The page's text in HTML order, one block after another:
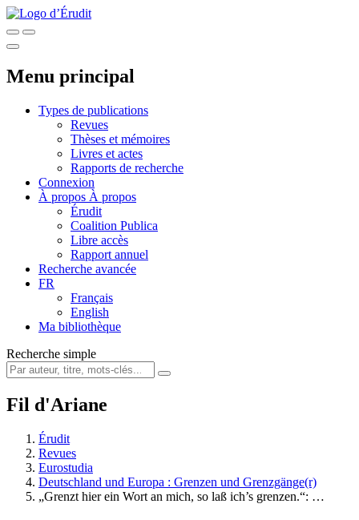
Menu principal
Types de publications
Revues
Thèses et mémoires
Livres et actes
Rapports de recherche
Connexion
À propos À propos
Érudit
Coalition Publica
Libre accès
Rapport annuel
Recherche avancée
FR
Français
English
Ma bibliothèque
Recherche simple
Fil d'Ariane
Érudit
Revues
Eurostudia
Deutschland und Europa : Grenzen und Grenzgänge(r)
„Grenzt hier ein Wort an mich, so laß ich’s grenzen.“: …